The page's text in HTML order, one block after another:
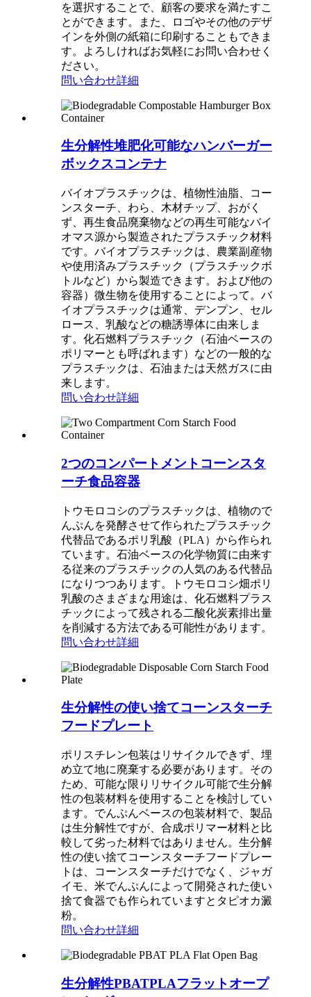
を選択することで、顧客の要求を満たすこ
とができます。また、ロゴやその他のデザ
インを外側の紙箱に印刷することもできま
す。よろしければお気軽にお問い合わせく
ださい。
問い合わせ詳細
生分解性堆肥化可能なハンバーガー
ボックスコンテナ
バイオプラスチックは、植物性油脂、コー
ンスターチ、わら、木材チップ、おがく
ず、再生食品廃棄物などの再生可能なバイ
オマス源から製造されたプラスチック材料
です。バイオプラスチックは、農業副産物
や使用済みプラスチック（プラスチックボ
トルなど）から製造できます。および他の
容器）微生物を使用することによって。バ
イオプラスチックは通常、デンプン、セル
ロース、乳酸などの糖誘導体に由来しま
す。化石燃料プラスチック（石油ベースの
ポリマーとも呼ばれます）などの一般的な
プラスチックは、石油または天然ガスに由
来します。
問い合わせ詳細
2つのコンパートメントコーンスタ
ーチ食品容器
トウモロコシのプラスチックは、植物ので
んぷんを発酵させて作られたプラスチック
代替品であるポリ乳酸（PLA）から作られ
ています。石油ベースの化学物質に由来す
る従来のプラスチックの人気のある代替品
になりつつあります。トウモロコシ畑ポリ
乳酸のさまざまな用途は、化石燃料プラス
チックによって残される二酸化炭素排出量
を削減する方法である可能性があります。
問い合わせ詳細
生分解性の使い捨てコーンスターチ
フードプレート
ポリスチレン包装はリサイクルできず、埋
め立て地に廃棄する必要があります。その
ため、可能な限りリサイクル可能で生分解
性の包装材料を使用することを検討してい
ます。でんぷんベースの包装材料で、製品
は生分解性ですが、合成ポリマー材料と比
較して劣った材料ではありません。生分解
性の使い捨てコーンスターチフードプレー
トは、コーンスターチだけでなく、ジャガ
イモ、米でんぷんによって開発された使い
捨て食器でも作られていますとタピオカ澱
粉。
問い合わせ詳細
生分解性PBATPLAフラットオープ